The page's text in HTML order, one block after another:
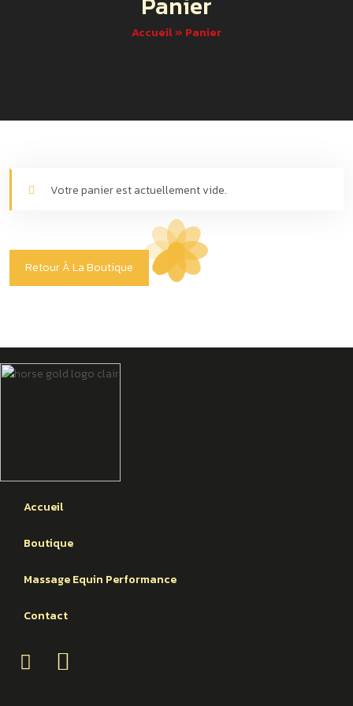
Accueil» Panier
Votre panier est actuellement vide.
Retour À La Boutique
Accueil
Boutique
Massage Equin Performance
Contact